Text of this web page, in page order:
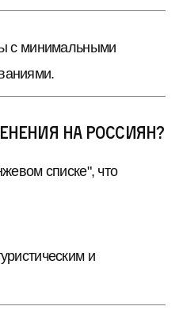
с минимальными
на россиян?
списке", что
и